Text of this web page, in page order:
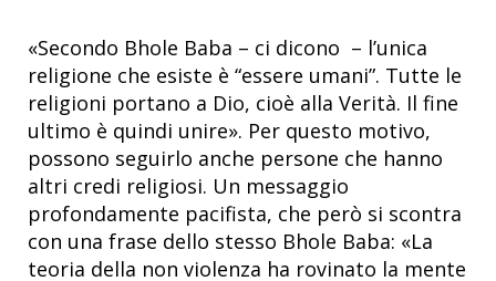
«Secondo Bhole Baba – ci dicono – l’unica
religione che esiste è “essere umani”. Tutte le
religioni portano a Dio, cioè alla Verità. Il fine
ultimo è quindi unire». Per questo motivo,
possono seguirlo anche persone che hanno
altri credi religiosi. Un messaggio
profondamente pacifista, che però si scontra
con una frase dello stesso Bhole Baba: «La
teoria della non violenza ha rovinato la mente